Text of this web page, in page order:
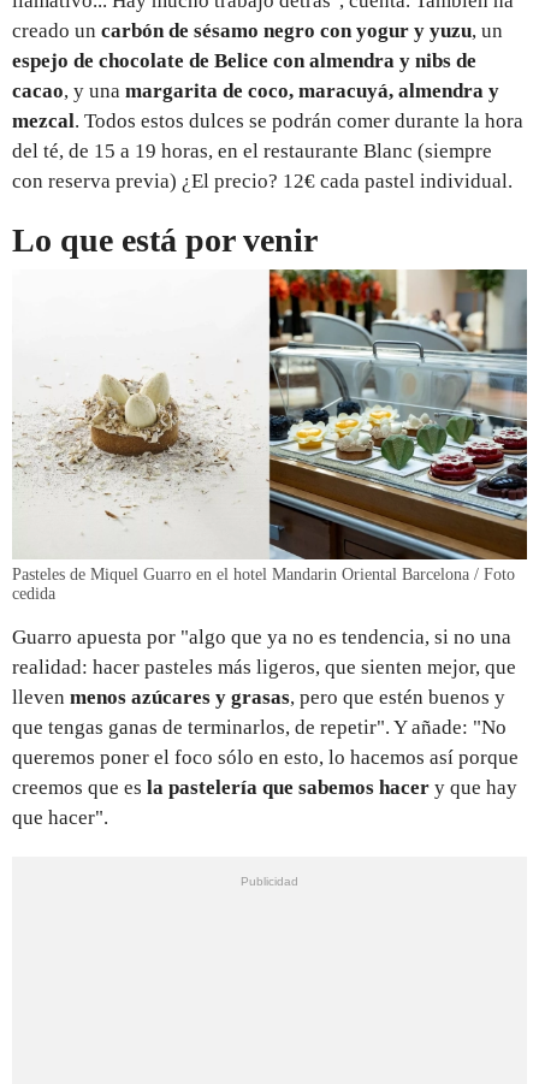
creado un carbón de sésamo negro con yogur y yuzu, un
espejo de chocolate de Belice con almendra y nibs de
cacao, y una margarita de coco, maracuyá, almendra y
mezcal. Todos estos dulces se podrán comer durante la hora
del té, de 15 a 19 horas, en el restaurante Blanc (siempre
con reserva previa) ¿El precio? 12€ cada pastel individual.
Lo que está por venir
Pasteles de Miquel Guarro en el hotel Mandarin Oriental Barcelona / Foto
cedida
Guarro apuesta por "algo que ya no es tendencia, si no una
realidad: hacer pasteles más ligeros, que sienten mejor, que
lleven menos azúcares y grasas, pero que estén buenos y
que tengas ganas de terminarlos, de repetir". Y añade: "No
queremos poner el foco sólo en esto, lo hacemos así porque
creemos que es la pastelería que sabemos hacer y que hay
que hacer".